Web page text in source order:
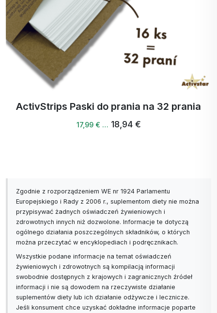
ActivStrips Paski do prania na 32 prania
17,99 € … 18,94 €
Zgodnie z rozporządzeniem WE nr 1924 Parlamentu
Europejskiego i Rady z 2006 r., suplementom diety nie można
przypisywać żadnych oświadczeń żywieniowych i
zdrowotnych innych niż dozwolone. Informacje te dotyczą
ogólnego działania poszczególnych składników, o których
można przeczytać w encyklopediach i podręcznikach.
Wszystkie podane informacje na temat oświadczeń
żywieniowych i zdrowotnych są kompilacją informacji
swobodnie dostępnych z krajowych i zagranicznych źródeł
informacji i nie są dowodem na rzeczywiste działanie
suplementów diety lub ich działanie odżywcze i lecznicze.
Jeśli konsument chce uzyskać dokładne informacje poparte